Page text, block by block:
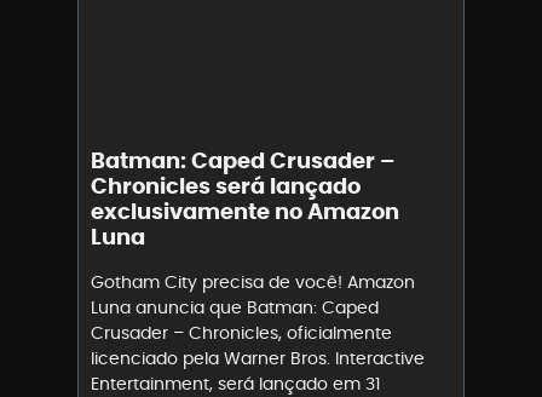
Batman: Caped Crusader –
Chronicles será lançado
exclusivamente no Amazon
Luna
Gotham City precisa de você! Amazon
Luna anuncia que Batman: Caped
Crusader – Chronicles, oficialmente
licenciado pela Warner Bros. Interactive
Entertainment, será lançado em 31